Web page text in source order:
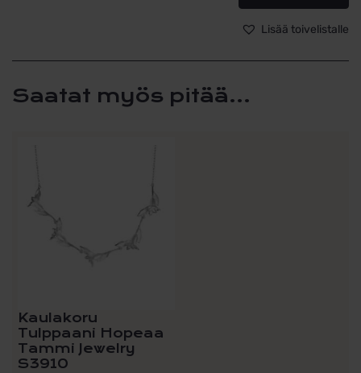
S4481
Lisää toivelistalle
Saatat myös pitää...
Kaulakoru
Tulppaani Hopeaa
Tammi Jewelry
S3910